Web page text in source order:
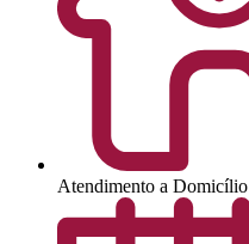
Atendimento a Domicílio